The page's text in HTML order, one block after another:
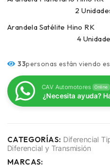
2
Arandela Satélite
4
33personas están viendo
CAV Automotores Online
¿Necesita ayuda?
CATEGORÍAS: Diferencial
Diferencial y Transmisión
MARCAS: